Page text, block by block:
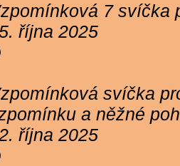
7 svíčka
října 2025
svíčka
a něžné
října 2025